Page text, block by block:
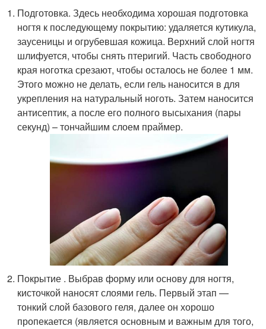
Подготовка. Здесь необходима хорошая подготовка
ногтя к последующему покрытию: удаляется кутикула,
заусеницы и огрубевшая кожица. Верхний слой ногтя
шлифуется, чтобы снять птеригий. Часть свободного
края ноготка срезают, чтобы осталось не более 1 мм.
Этого можно не делать, если гель наносится в для
укрепления на натуральный ноготь. Затем наносится
антисептик, а после его полного высыхания (пары
секунд) – тончайшим слоем праймер.
Покрытие . Выбрав форму или основу для ногтя,
кисточкой наносят слоями гель. Первый этап —
тонкий слой базового геля, далее он хорошо
пропекается (является основным и важным для того,